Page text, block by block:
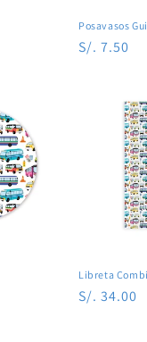
Posavasos
Precio
S/. 7.50
Libreta
Precio
S/. 34.00